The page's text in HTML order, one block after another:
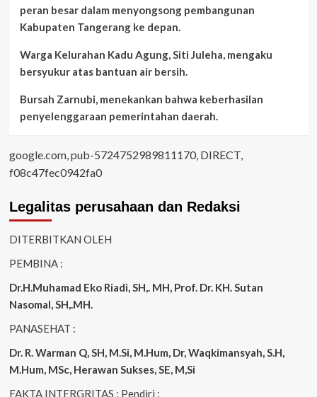
peran besar dalam menyongsong pembangunan
Kabupaten Tangerang ke depan.
Warga Kelurahan Kadu Agung, Siti Juleha, mengaku
bersyukur atas bantuan air bersih.
Bursah Zarnubi, menekankan bahwa keberhasilan
penyelenggaraan pemerintahan daerah.
google.com, pub-5724752989811170, DIRECT,
f08c47fec0942fa0
Legalitas perusahaan dan Redaksi
DITERBITKAN OLEH
PEMBINA :
Dr.H.Muhamad Eko Riadi , SH,. MH , Prof. Dr. KH. Sutan
Nasomal, SH,.MH.
PANASEHAT :
Dr. R. Warman Q, SH, M.Si, M.Hum Dr, Waqkimansyah, S.H,
M.Hum, MSc, Herawan Sukses, SE, M,Si
FAKTA INTERGRITAS : Pendiri :